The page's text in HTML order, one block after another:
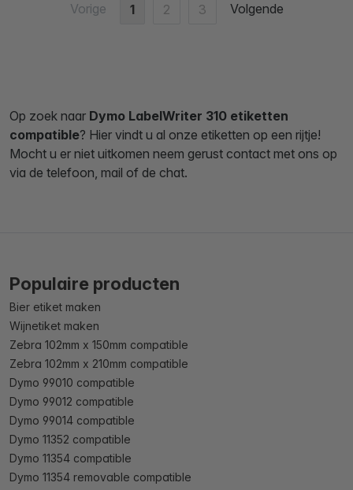
Vorige 1 2 3 Volgende
Op zoek naar Dymo LabelWriter 310 etiketten
compatible? Hier vindt u al onze etiketten op een rijtje!
Mocht u er niet uitkomen neem gerust contact met ons op
via de telefoon, mail of de chat.
Populaire producten
Bier etiket maken
Wijnetiket maken
Zebra 102mm x 150mm compatible
Zebra 102mm x 210mm compatible
Dymo 99010 compatible
Dymo 99012 compatible
Dymo 99014 compatible
Dymo 11352 compatible
Dymo 11354 compatible
Dymo 11354 removable compatible